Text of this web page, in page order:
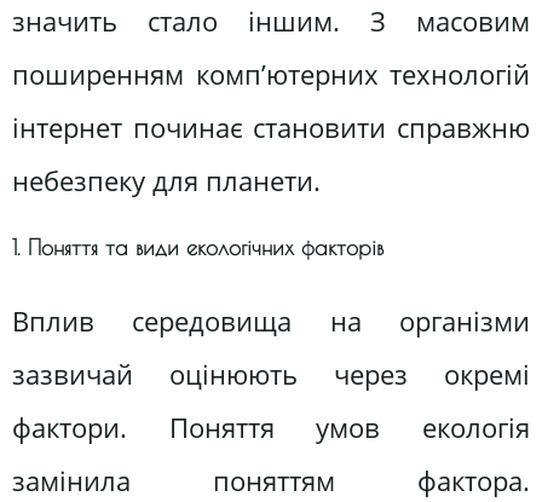
значить стало іншим. З масовим
поширенням комп’ютерних технологій
інтернет починає становити справжню
небезпеку для планети.
1. Поняття та види екологічних факторів
Вплив середовища на організми
зазвичай оцінюють через окремі
фактори. Поняття умов екологія
замінила поняттям фактора.